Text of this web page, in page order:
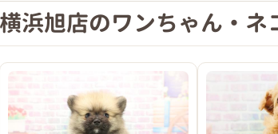
2026年04月18日
【性格】
人が大好きな甘えんぼさん(*'▽')
★☆★☆★☆★☆★☆★☆★☆★☆★☆
横浜旭店へのアクセス
横浜旭店のワンちゃん・ネ